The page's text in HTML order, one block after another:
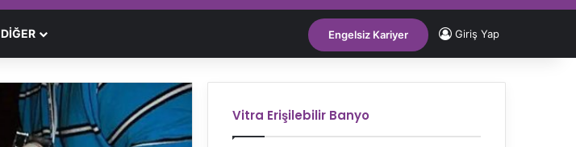
DİĞER Engelsiz Kariyer Giriş Yap
Vitra Erişilebilir Banyo